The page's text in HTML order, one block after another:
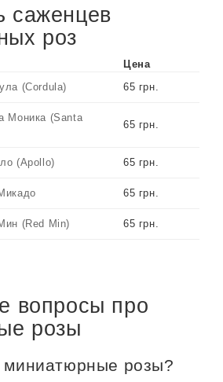
саженцев
роз
Цена
(Cordula)
65 грн.
Моника (Santa
65 грн.
(Apollo) 65 грн.
65 грн.
(Red Min) 65 грн.
вопросы про
розы
миниатюрные розы?